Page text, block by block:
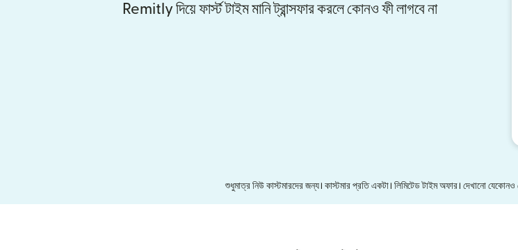
Remitly দিয়ে ফার্স্ট টাইম মানি ট্রান্সফার করলে কোনও ফী লাগবে না
শুধুমাত্র নিউ কাস্টমারদের জন্য। কাস্টমার প্রতি একটা। লিমিটেড টাইম অফার। দেখানো যেকোনও